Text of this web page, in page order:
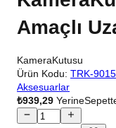
Amaçlı
KameraKutusu
Ürün Kodu: TRK-9015
Aksesuarlar
₺939,29 Yerine